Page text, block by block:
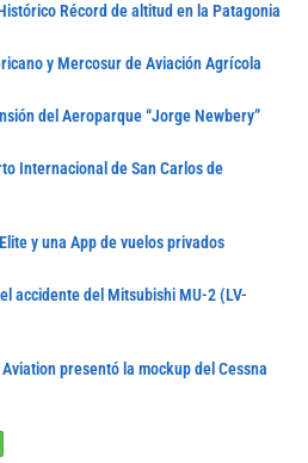
Récord de altitud en la Patagonia
y Mercosur de Aviación Agrícola
del Aeroparque “Jorge Newbery”
Internacional de San Carlos de
y una App de vuelos privados
accidente del Mitsubishi MU-2 (LV-
presentó la mockup del Cessna